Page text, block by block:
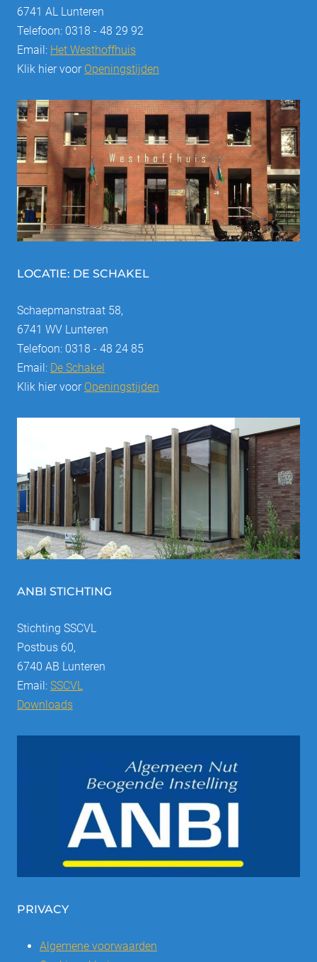
6741 AL Lunteren
Telefoon: 0318 - 48 29 92
Email: Het Westhoffhuis
Klik hier voor Openingstijden
LOCATIE: DE SCHAKEL
Schaepmanstraat 58,
6741 WV Lunteren
Telefoon: 0318 - 48 24 85
Email: De Schakel
Klik hier voor Openingstijden
ANBI STICHTING
Stichting SSCVL
Postbus 60,
6740 AB Lunteren
Email: SSCVL
Downloads
PRIVACY
Algemene voorwaarden